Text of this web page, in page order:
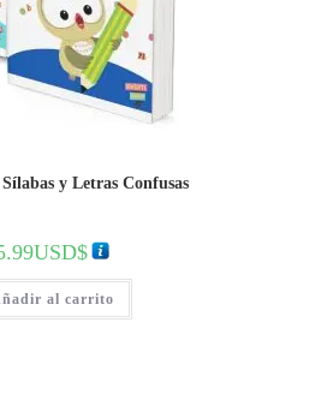
y Letras Confusas
USD$
al carrito